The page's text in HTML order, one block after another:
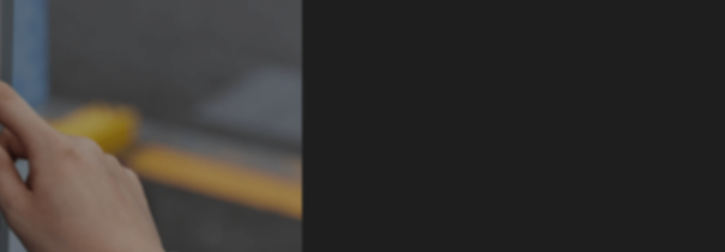
mover
mover is uitgerust met geavanceerde elektronica en sensoren,
het verplaatsingsproces volledig geautomatiseerd is. De motoren worden, door